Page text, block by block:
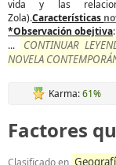
vida y las
Zola).Características
*Observación obejtiva
...
CONTINUAR
NOVELA
Karma:61%
Factores
Clasificado en